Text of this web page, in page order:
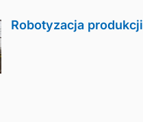
Robotyzacja produkcji